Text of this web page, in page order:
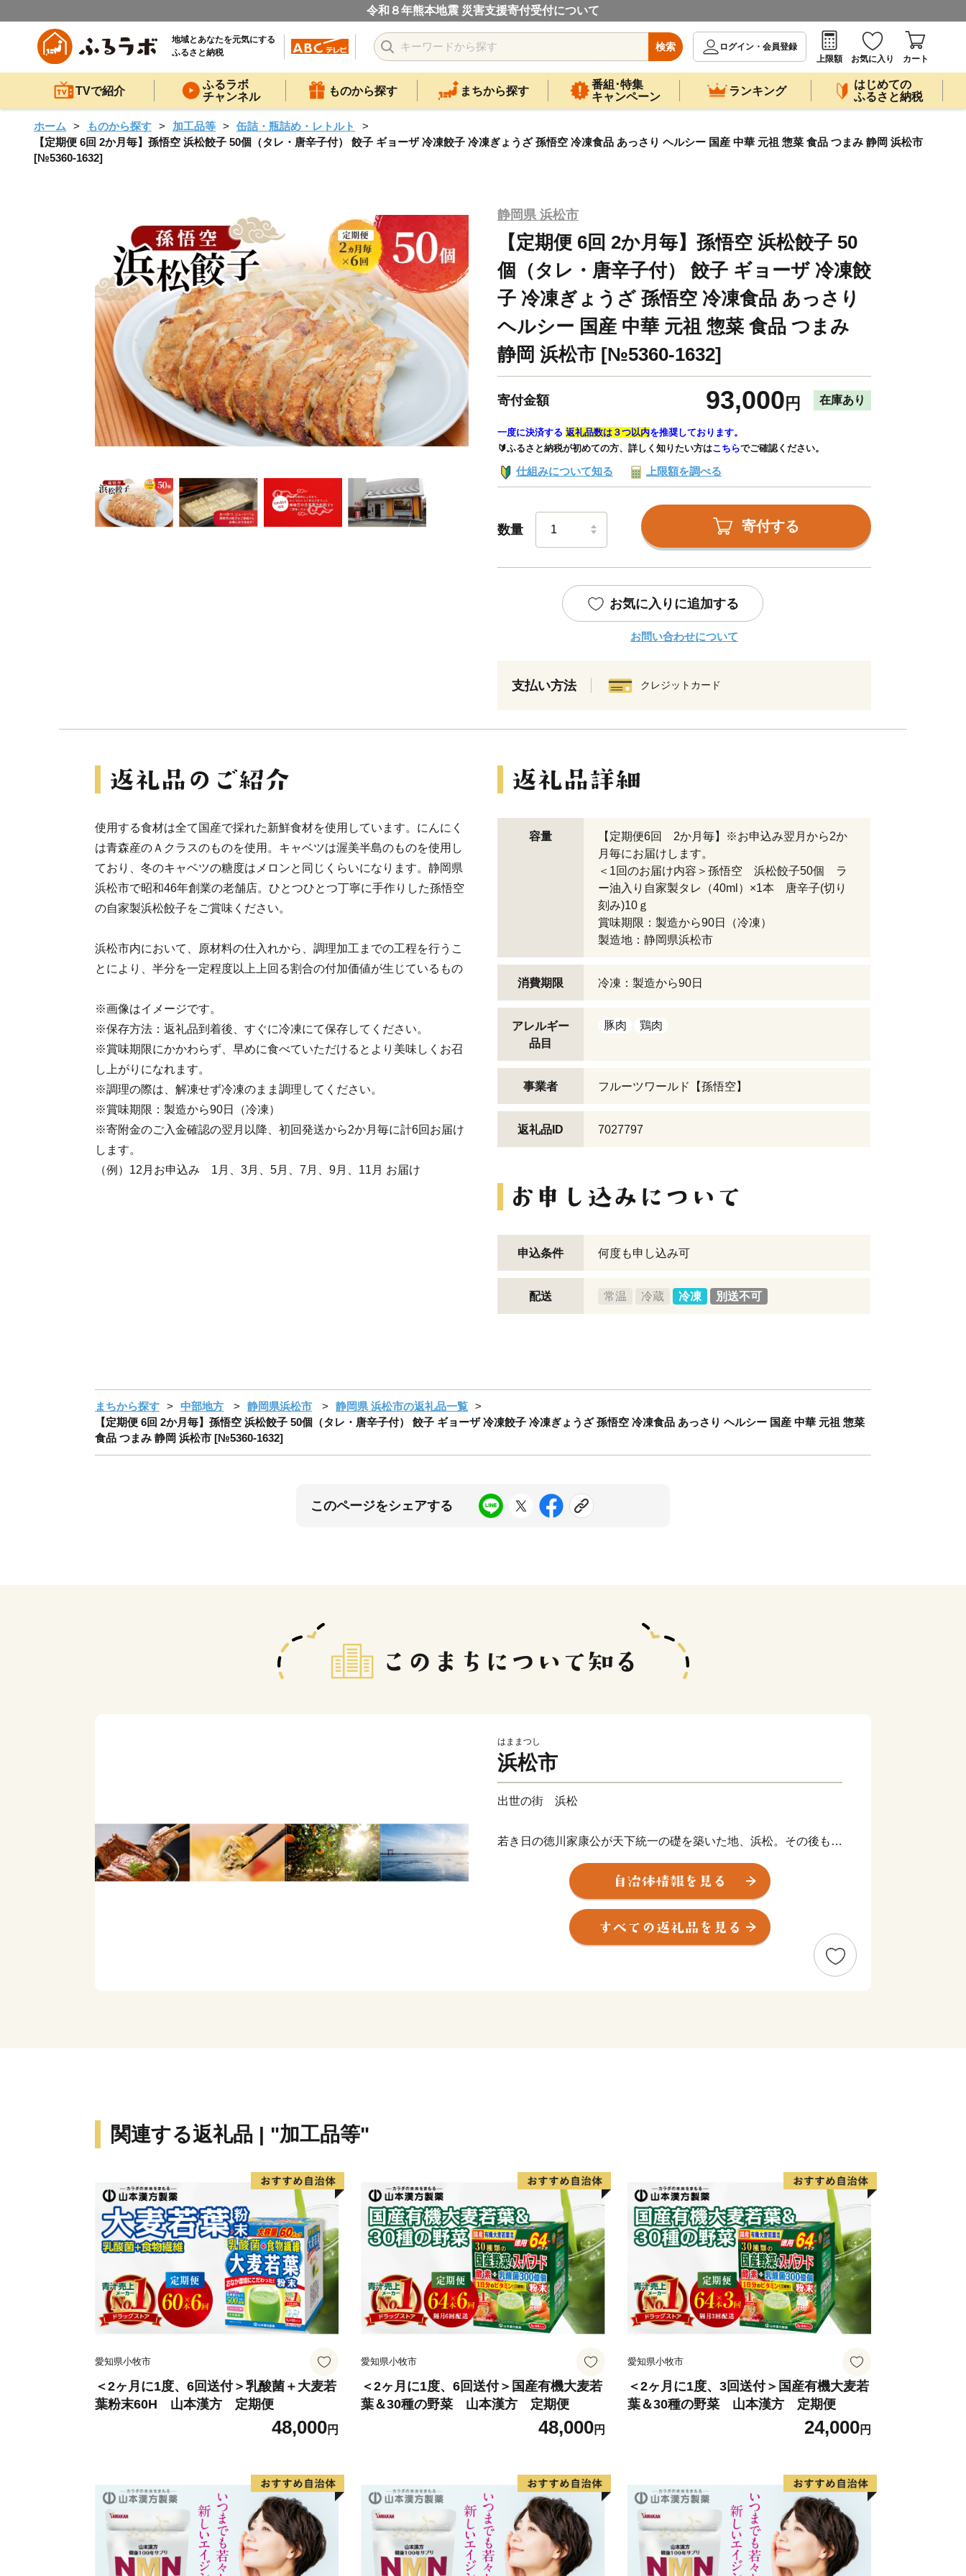
令和８年熊本地震 災害支援寄付受付について
地域とあなたを元気にする
ふるさと納税
検索
ログイン・会員登録
上限額
お気に入り カート
TVで紹介
ふるラボ
チャンネル
ものから探す まちから探す
番組･特集
キャンペーン
ランキング
はじめての
ふるさと納税
ホーム ものから探す 加工品等
缶詰・瓶詰め・レトルト
【定期便 6回 2か月毎】孫悟空 浜松餃子 50個（タレ・唐辛子付） 餃子 ギョーザ 冷凍餃子 冷凍ぎょうざ 孫悟空 冷凍食品 あっさり ヘルシー 国産 中華 元祖 惣菜 食品 つまみ 静岡 浜松市
[№5360-1632]
静岡県 浜松市
【定期便 6回 2か月毎】孫悟空 浜松餃子 50
個（タレ・唐辛子付） 餃子 ギョーザ 冷凍餃
子 冷凍ぎょうざ 孫悟空 冷凍食品 あっさり
ヘルシー 国産 中華 元祖 惣菜 食品 つまみ
静岡 浜松市 [№5360-1632]
寄付金額 93,000 円 在庫あり
一度に決済する 返礼品数は３つ以内を推奨しております。
🔰ふるさと納税が初めての方、詳しく知りたい方はこちらでご確認ください。
仕組みについて知る 上限額を調べる
数量 寄付する
お気に入りに追加する
お問い合わせについて
支払い方法 クレジットカード
使用する食材は全て国産で採れた新鮮食材を使用しています。にんにく
は青森産のＡクラスのものを使用。キャベツは渥美半島のものを使用し
ており、冬のキャベツの糖度はメロンと同じくらいになります。静岡県
浜松市で昭和46年創業の老舗店。ひとつひとつ丁寧に手作りした孫悟空
の自家製浜松餃子をご賞味ください。
浜松市内において、原材料の仕入れから、調理加工までの工程を行うこ
とにより、半分を一定程度以上上回る割合の付加価値が生じているもの
※画像はイメージです。
※保存方法：返礼品到着後、すぐに冷凍にて保存してください。
※賞味期限にかかわらず、早めに食べていただけるとより美味しくお召
し上がりになれます。
※調理の際は、解凍せず冷凍のまま調理してください。
※賞味期限：製造から90日（冷凍）
※寄附金のご入金確認の翌月以降、初回発送から2か月毎に計6回お届け
します。
（例）12月お申込み 1月、3月、5月、7月、9月、11月 お届け
容量
【定期便6回 2か月毎】※お申込み翌月から2か
月毎にお届けします。
＜1回のお届け内容＞孫悟空 浜松餃子50個 ラ
ー油入り自家製タレ（40ml）×1本 唐辛子(切り
刻み)10ｇ
賞味期限：製造から90日（冷凍）
製造地：静岡県浜松市
消費期限 冷凍：製造から90日
アレルギー
品目
豚肉 鶏肉
事業者 フルーツワールド【孫悟空】
返礼品ID 7027797
申込条件 何度も申し込み可
配送 常温 冷蔵 冷凍 別送不可
まちから探す 中部地方 静岡県浜松市
静岡県 浜松市の返礼品一覧
【定期便 6回 2か月毎】孫悟空 浜松餃子 50個（タレ・唐辛子付） 餃子 ギョーザ 冷凍餃子 冷凍ぎょうざ 孫悟空 冷凍食品 あっさり ヘルシー 国産 中華 元祖 惣菜
食品 つまみ 静岡 浜松市 [№5360-1632]
このページをシェアする
はままつし
浜松市
出世の街 浜松
若き日の徳川家康公が天下統一の礎を築いた地、浜松。その後も水
野忠邦など歴代城主の多くが幕府の要職への出世しました。
近代では、世界的な研究者や技術者、音楽家や芸術家を輩出したほ
か、世界に名高い多くの企業が、浜松から生まれています。
浜松市は東京と大阪のほぼ中央に位置する、人口約80万人の政令
指定都市。北は天竜の美林、南は遠州灘、西は浜名湖、東は天竜川
関連する返礼品 | "加工品等"
愛知県小牧市
＜2ヶ月に1度、6回送付＞乳酸菌＋大麦若
葉粉末60H 山本漢方 定期便
48,000円
愛知県小牧市
＜2ヶ月に1度、6回送付＞国産有機大麦若
葉＆30種の野菜 山本漢方 定期便
48,000円
愛知県小牧市
＜2ヶ月に1度、3回送付＞国産有機大麦若
葉＆30種の野菜 山本漢方 定期便
24,000円